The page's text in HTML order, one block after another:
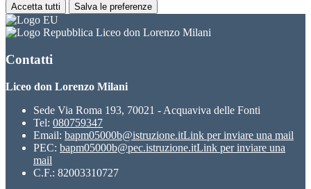
Accetta tutti Salva le preferenze
Liceo don Lorenzo Milani
Contatti
Liceo don Lorenzo Milani
Sede Via Roma 193, 70021 - Acquaviva delle Fonti
Tel: 080759347
Email: bapm05000b@istruzione.itLink per inviare una mail
PEC: bapm05000b@pec.istruzione.itLink per inviare una
mail
C.F.: 82003310727